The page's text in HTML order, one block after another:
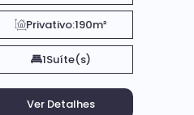
Privativo:190m²
1Suíte(s)